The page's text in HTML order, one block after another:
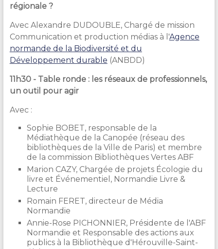
régionale ?
Avec Alexandre DUDOUBLE, Chargé de mission
Communication et production médias à l'Agence
normande de la Biodiversité et du
Développement durable (ANBDD)
11h30 - Table ronde : les réseaux de professionnels,
un outil pour agir
Avec :
Sophie BOBET, responsable de la
Médiathèque de la Canopée (réseau des
bibliothèques de la Ville de Paris) et membre
de la commission Bibliothèques Vertes ABF
Marion CAZY, Chargée de projets Écologie du
livre et Événementiel, Normandie Livre &
Lecture
Romain FERET, directeur de Média
Normandie
Annie-Rose PICHONNIER, Présidente de l'ABF
Normandie et Responsable des actions aux
publics à la Bibliothèque d'Hérouville-Saint-